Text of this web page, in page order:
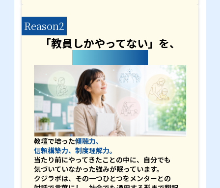
Reason2
「教員しかやってない」を、
教壇で培った傾聴力、
信頼構築力、制度理解力。
当たり前にやってきたことの中に、自分でも
気づいていなかった強みが眠っています。
クジラボは、その一つひとつをメンターとの